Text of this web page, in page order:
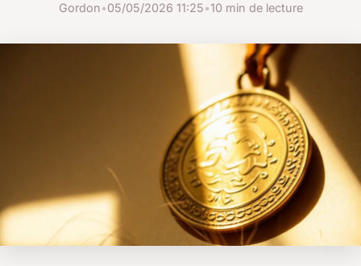
Gordon•05/05/2026 11:25•10 min de lecture